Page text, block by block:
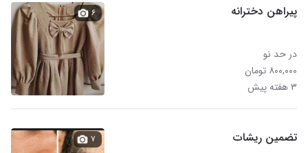
پیراهن دخترانه
در حد نو
۸۰۰,۰۰۰ تومان
۳ هفته پیش
۶
تضمین ریشات ۷